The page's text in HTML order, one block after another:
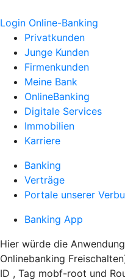
Login Online-Banking
Privatkunden
Junge Kunden
Firmenkunden
Meine Bank
OnlineBanking
Digitale Services
Immobilien
Karriere
Banking
Verträge
Portale unserer
Banking App
Hier würde die
Onlinebanking
ID , Tag mobf-root und